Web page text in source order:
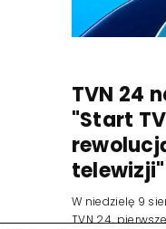
TVN 24
"Start
telewizji"
W niedzielę 9
TVN 24,